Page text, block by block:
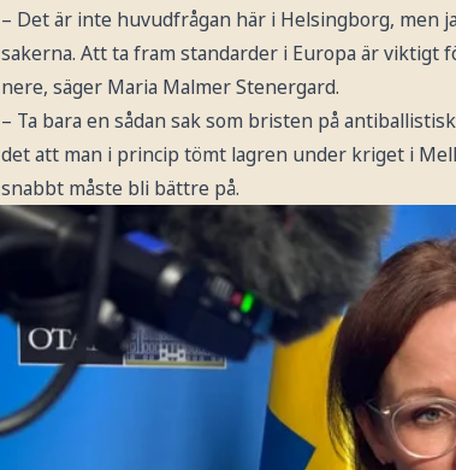
– Det är inte huvudfrågan här i Helsingborg, men
sakerna. Att ta fram standarder i Europa är
nere, säger Maria Malmer Stenergard.
– Ta bara en sådan sak som bristen på
det att man i princip tömt lagren under kriget i
snabbt måste bli bättre på.